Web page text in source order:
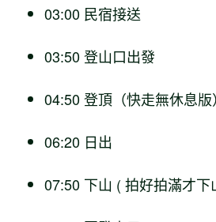
03:00 民宿接送
03:50 登山口出發
04:50 登頂（快走無休息版）
06:20 日出
07:50 下山 ( 拍好拍滿才下